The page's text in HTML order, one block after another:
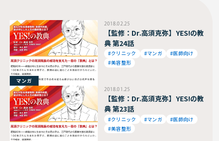
2018.02.25
【監修：Dr.高須克弥】YES!の教
典 第24話
#クリニック #マンガ
#医師向け
#美容整形
マンガ
2018.01.25
【監修：Dr.高須克弥】YES!の教
典 第23話
#クリニック #マンガ
#医師向け
#美容整形